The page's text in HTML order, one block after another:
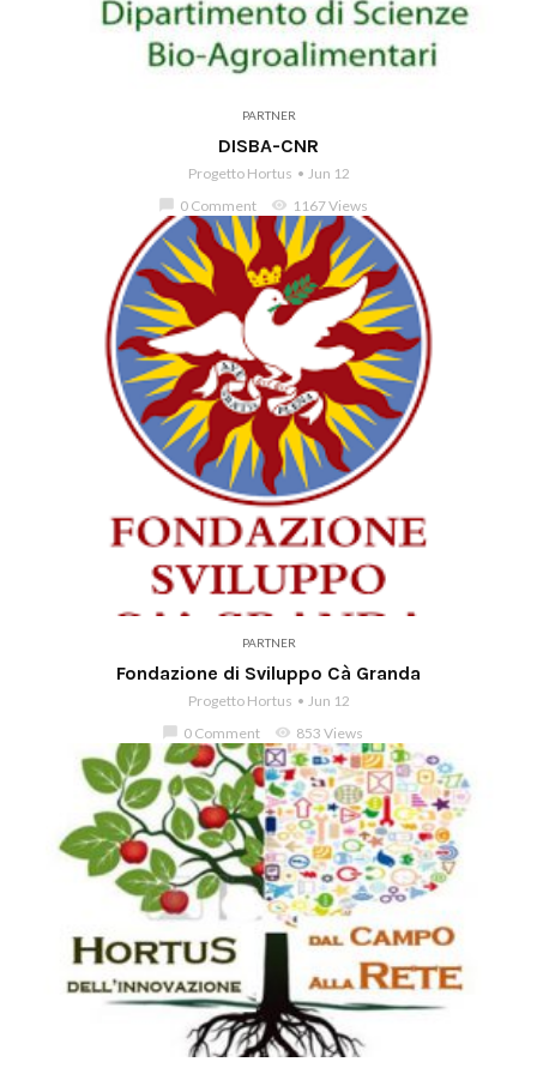
PARTNER
DISBA-CNR
Progetto Hortus Jun 12
chat_bubble 0 Comment visibility 1167 Views
PARTNER
Fondazione di Sviluppo Cà Granda
Progetto Hortus Jun 12
chat_bubble 0 Comment visibility 853 Views